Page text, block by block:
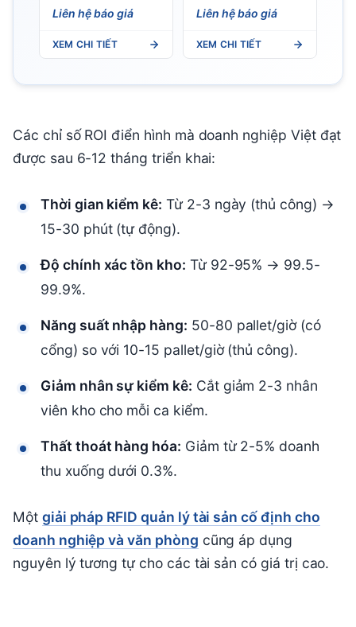
Liên hệ báo giá
XEM CHI TIẾT
Liên hệ báo giá
XEM CHI TIẾT
Các chỉ số ROI điển hình mà doanh nghiệp Việt đạt
được sau 6-12 tháng triển khai:
Thời gian kiểm kê: Từ 2-3 ngày (thủ công) →
15-30 phút (tự động).
Độ chính xác tồn kho: Từ 92-95% → 99.5-
99.9%.
Năng suất nhập hàng: 50-80 pallet/giờ (có
cổng) so với 10-15 pallet/giờ (thủ công).
Giảm nhân sự kiểm kê: Cắt giảm 2-3 nhân
viên kho cho mỗi ca kiểm.
Thất thoát hàng hóa: Giảm từ 2-5% doanh
thu xuống dưới 0.3%.
Một giải pháp RFID quản lý tài sản cố định cho
doanh nghiệp và văn phòng cũng áp dụng
nguyên lý tương tự cho các tài sản có giá trị cao.